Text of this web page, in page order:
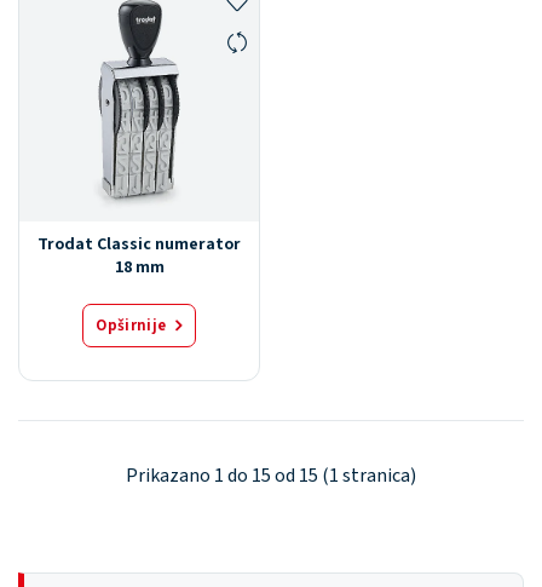
Trodat Classic numerator
18 mm
Opširnije
Prikazano 1 do 15 od 15 (1 stranica)